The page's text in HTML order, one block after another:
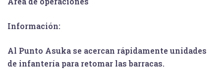
Información:
Al Punto Asuka se acercan rápidamente unidades
de infantería para retomar las barracas.